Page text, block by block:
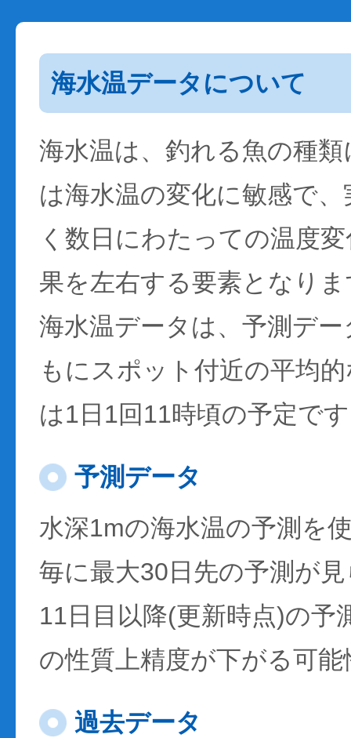
海水温データについて
海水温は、釣れる魚の種
は海水温の変化に敏感で
く数日にわたっての温度
果を左右する要素となり
海水温データは、予測デ
もにスポット付近の平均
は1日1回11時頃の予定で
予測データ
水深1mの海水温の予測を
毎に最大30日先の予測が
11日目以降(更新時点)の予
の性質上精度が下がる可
過去データ